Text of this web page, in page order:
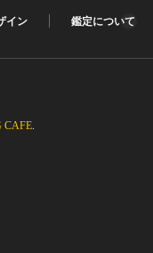
イン 鑑定について
CAFE.